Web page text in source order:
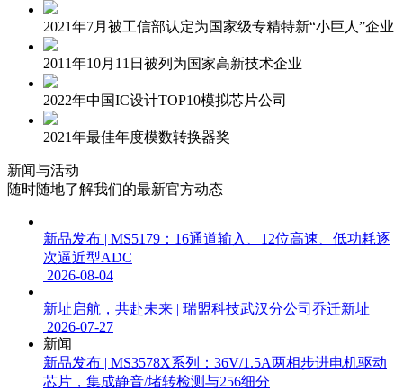
2021年7月被工信部认定为国家级专精特新“小巨人”企业
2011年10月11日被列为国家高新技术企业
2022年中国IC设计TOP10模拟芯片公司
2021年最佳年度模数转换器奖
新闻与活动
随时随地了解我们的最新官方动态
新品发布 | MS5179：16通道输入、12位高速、低功耗逐
次逼近型ADC
2026-08-04
新址启航，共赴未来 | 瑞盟科技武汉分公司乔迁新址
2026-07-27
新闻
新品发布 | MS3578X系列：36V/1.5A两相步进电机驱动
芯片，集成静音/堵转检测与256细分